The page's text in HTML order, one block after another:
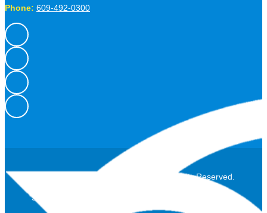
Phone: 609-492-0300
Inc. 2024 . All Rights Reserved.
Site Managed by